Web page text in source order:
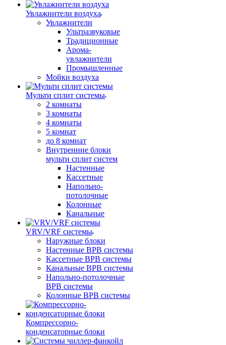
Увлажнители воздуха
Увлажнители
Ультразвуковые
Традиционные
Арома-
увлажнители
Промышленные
Мойки воздуха
Мульти сплит системы
2 комнаты
3 комнаты
4 комнаты
5 комнат
до 8 комнат
Внутренние блоки
мульти сплит систем
Настенные
Кассетные
Напольно-
потолочные
Колонные
Канальные
VRV/VRF системы
Наружные блоки
Настенные ВРВ системы
Кассетные ВРВ системы
Канальные ВРВ системы
Напольно-потолочные
ВРВ системы
Колонные ВРВ системы
Компрессорно-
конденсаторные блоки